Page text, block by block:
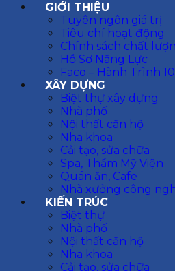
GIỚI THIỆU
Tuyên ngôn giá trị
Tiêu chí hoạt động
Chính sách chất
Hồ Sơ Năng Lực
Faco – Hành Trình
XÂY DỰNG
Biệt thự xây dựng
Nhà phố
Nội thất căn hộ
Nha khoa
Cải tạo, sửa chữa
Spa, Thẩm Mỹ Viện
Quán ăn, Cafe
Nhà xưởng công
KIẾN TRÚC
Biệt thự
Nhà phố
Nội thất căn hộ
Nha khoa
Cải tạo, sửa chữa